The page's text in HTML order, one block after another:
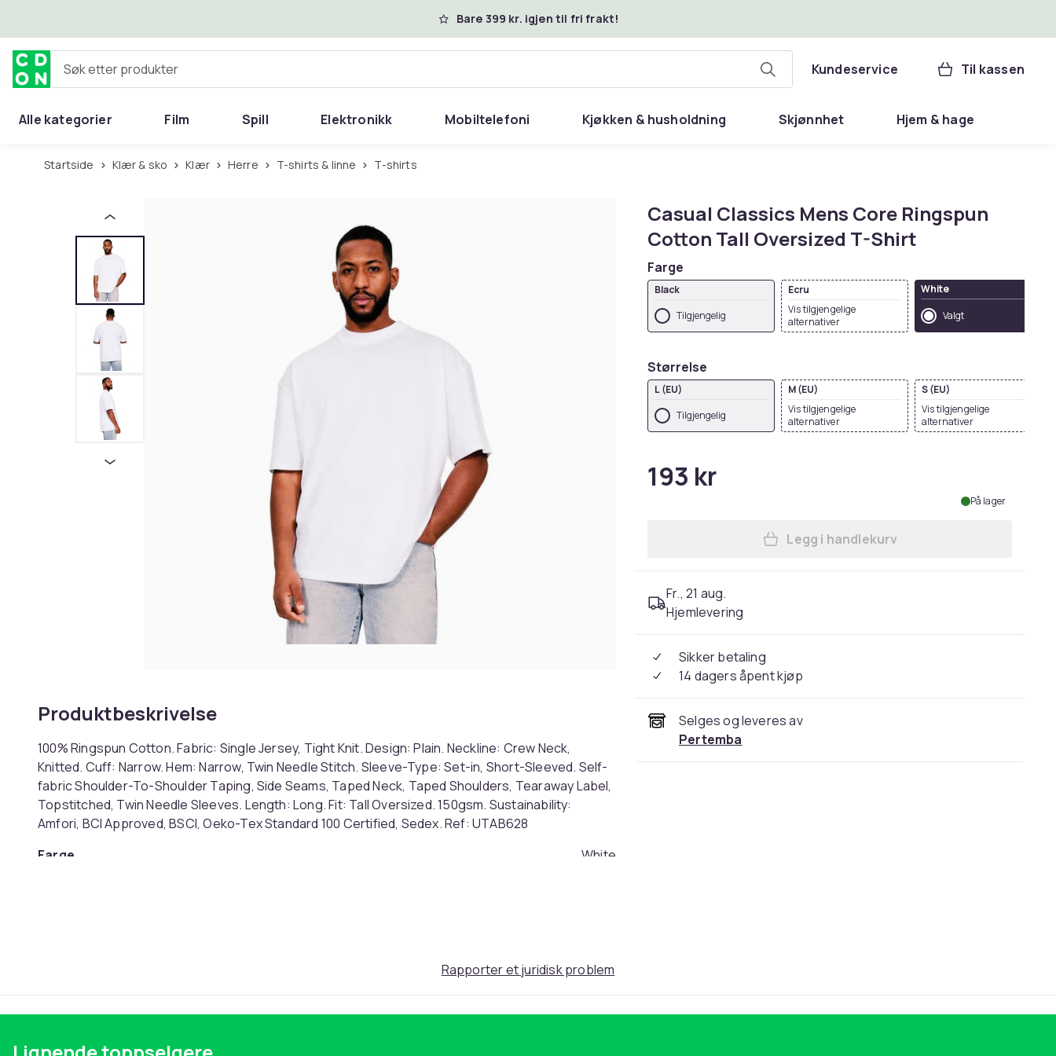
Bare 399 kr. igjen til fri frakt!
Søk etter produkter Kundeservice Til kassen
Alle kategorier Film Spill Elektronikk Mobiltelefoni Kjøkken & husholdning Skjønnhet Hjem & hage
Startside Klær & sko Klær Herre T-shirts & linne T-shirts
Produktbeskrivelse
100% Ringspun Cotton. Fabric: Single Jersey, Tight Knit. Design: Plain. Neckline: Crew Neck,
Knitted. Cuff: Narrow. Hem: Narrow, Twin Needle Stitch. Sleeve-Type: Set-in, Short-Sleeved. Self-
fabric Shoulder-To-Shoulder Taping, Side Seams, Taped Neck, Taped Shoulders, Tearaway Label,
Topstitched, Twin Needle Sleeves. Length: Long. Fit: Tall Oversized. 150gsm. Sustainability:
Amfori, BCI Approved, BSCI, Oeko-Tex Standard 100 Certified, Sedex. Ref: UTAB628
Farge
White
Casual Classics Mens Core Ringspun
Cotton Tall Oversized T-Shirt
Farge
Black
Tilgjengelig
Ecru
Vis tilgjengelige
alternativer
White
Valgt
Størrelse
L (EU)
Tilgjengelig
M (EU)
Vis tilgjengelige
alternativer
S (EU)
Vis tilgjengelige
alternativer
193 kr
På lager
Legg Casual Classics Mens Core
Legg i handlekurv
Fr., 21 aug.
Hjemlevering
Sikker betaling
14 dagers åpent kjøp
Selges og leveres av
Pertemba
Rapporter et juridisk problem